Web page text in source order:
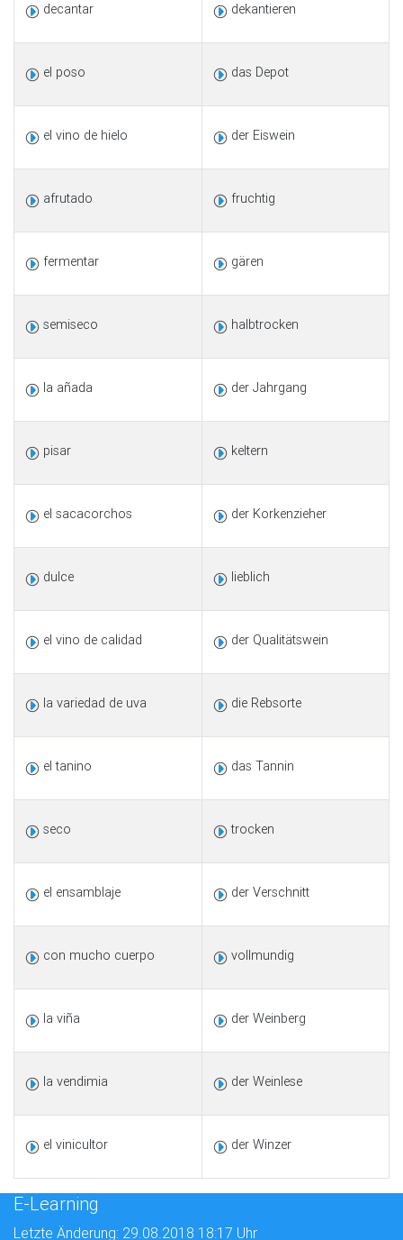
decantar dekantieren
el poso das Depot
el vino de hielo der Eiswein
afrutado fruchtig
fermentar gären
semiseco halbtrocken
la añada der Jahrgang
pisar keltern
el sacacorchos der Korkenzieher
dulce lieblich
el vino de calidad der Qualitätswein
la variedad de uva die Rebsorte
el tanino das Tannin
seco trocken
el ensamblaje der Verschnitt
con mucho cuerpo vollmundig
la viña der Weinberg
la vendimia der Weinlese
el vinicultor der Winzer
E-Learning
Letzte Änderung: 29.08.2018 18:17 Uhr